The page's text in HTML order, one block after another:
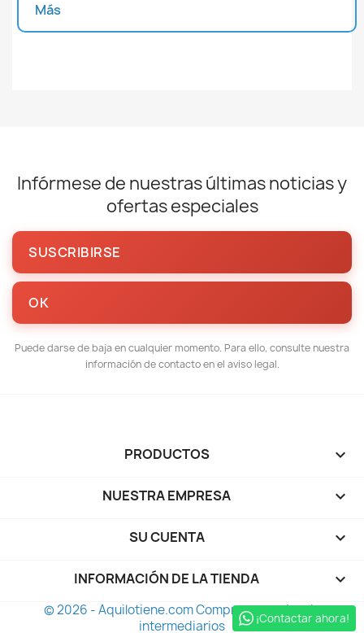
Más
Infórmese de nuestras últimas noticias y
ofertas especiales
Puede darse de baja en cualquier momento. Para ello, consulte nuestra
información de contacto en el aviso legal.
PRODUCTOS 
NUESTRA EMPRESA 
SU CUENTA 
INFORMACIÓN DE LA TIENDA keyboard_arrow_down
© 2026 - Aquilotiene.com Comprar y vender sin
intermediarios
¡Contactar ahora!